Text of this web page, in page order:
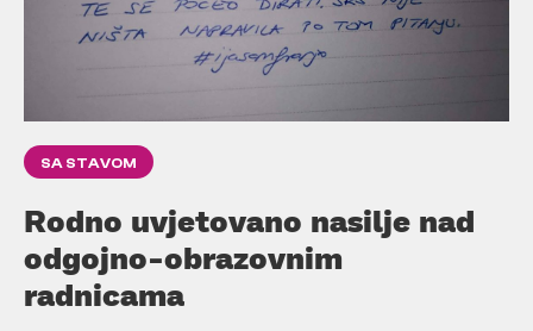
SA STAVOM
Rodno uvjetovano nasilje nad
odgojno-obrazovnim
radnicama